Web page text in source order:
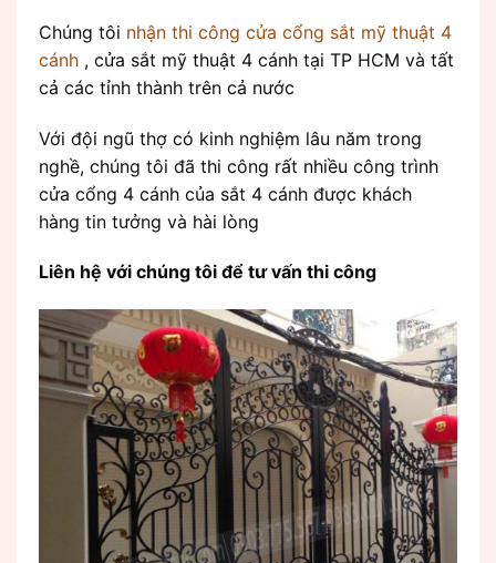
Chúng tôi nhận thi công cửa cổng sắt mỹ thuật 4
cánh , cửa sắt mỹ thuật 4 cánh tại TP HCM và tất
cả các tỉnh thành trên cả nước
Với đội ngũ thợ có kinh nghiệm lâu năm trong
nghề, chúng tôi đã thi công rất nhiều công trình
cửa cổng 4 cánh của sắt 4 cánh được khách
hàng tin tưởng và hài lòng
Liên hệ với chúng tôi để tư vấn thi công